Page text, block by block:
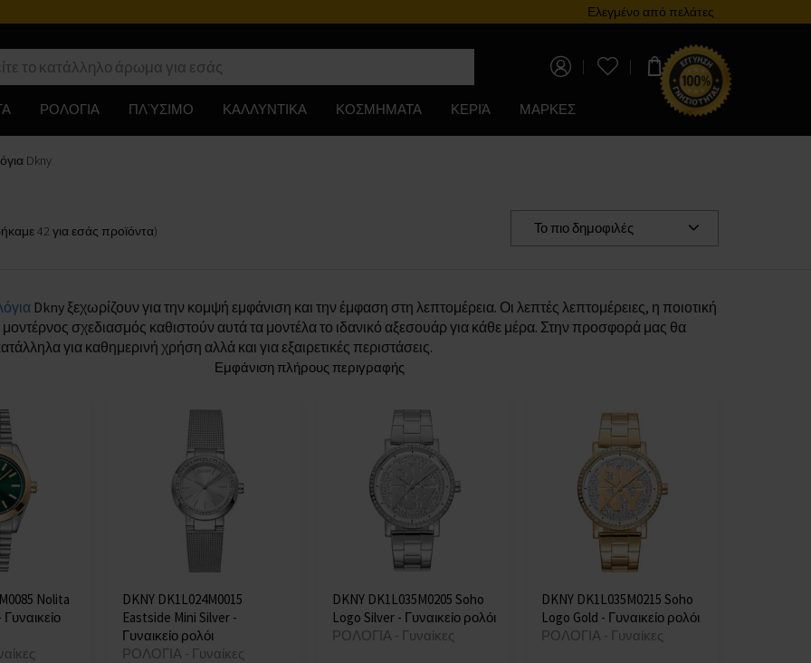
Ελεγμένο από πελάτες
0,00 €
ΡΟΛΟΓΙΑ ΠΛΎΣΙΜΟ ΚΑΛΛΥΝΤΙΚΑ ΚΟΣΜΗΜΑΤΑ ΚΕΡΙΆ ΜΑΡΚΕΣ
Dkny
42 για εσάς προϊόντα) Το πιο δημοφιλές
Dkny ξεχωρίζουν για την κομψή εμφάνιση και την έμφαση στη λεπτομέρεια. Οι λεπτές λεπτομέρειες, η ποιοτική
μοντέρνος σχεδιασμός καθιστούν αυτά τα μοντέλα το ιδανικό αξεσουάρ για κάθε μέρα. Στην προσφορά μας θα
για καθημερινή χρήση αλλά και για εξαιρετικές περιστάσεις.
Εμφάνιση πλήρους περιγραφής
Nolita
DKNY DK1L024M0015
Eastside Mini Silver -
Γυναικείο ρολόι
ΡΟΛΟΓΙΑ - Γυναίκες
DKNY DK1L035M0205 Soho
Logo Silver - Γυναικείο ρολόι
ΡΟΛΟΓΙΑ - Γυναίκες
DKNY DK1L035M0215 Soho
Logo Gold - Γυναικείο ρολόι
ΡΟΛΟΓΙΑ - Γυναίκες